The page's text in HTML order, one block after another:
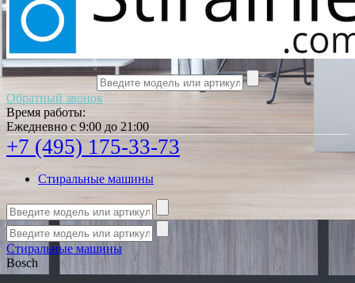
Обратный звонок
Время работы:
Ежедневно с 9:00 до 21:00
+7 (495) 175-33-73
Стиральные машины
Стиральные машины
Bosch